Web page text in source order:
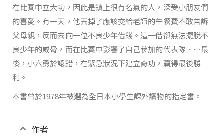
在比賽中立大功，因此是鎮上很有名氣的人，深受小朋友們
的喜愛。有一天，他丟掉了應該交給老師的午餐費不敢告訴
父母親，反而去向一位不良少年借錢。這一借卻無法擺脫不
良少年的威脅，而在比賽中影響了自己參加的代表隊……最
後，小六勇於認錯，在緊急狀況下建立奇功，贏得最後勝
利。
本書曾於1978年被選為全日本小學生課外讀物的指定書。
作者